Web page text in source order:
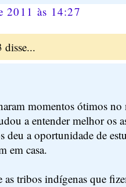
2011 às 14:27
disse...
momentos ótimos no
a entender melhor os
deu a oportunidade de
em casa.
tribos indígenas que